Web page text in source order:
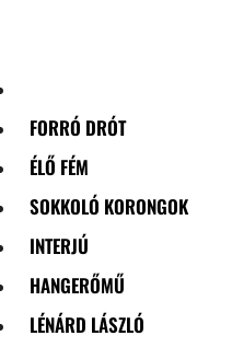
FORRÓ DRÓT
ÉLŐ FÉM
SOKKOLÓ KORONGOK
INTERJÚ
HANGERŐMŰ
LÉNÁRD LÁSZLÓ